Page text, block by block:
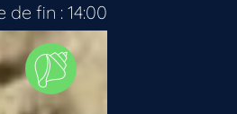
de fin : 14:00